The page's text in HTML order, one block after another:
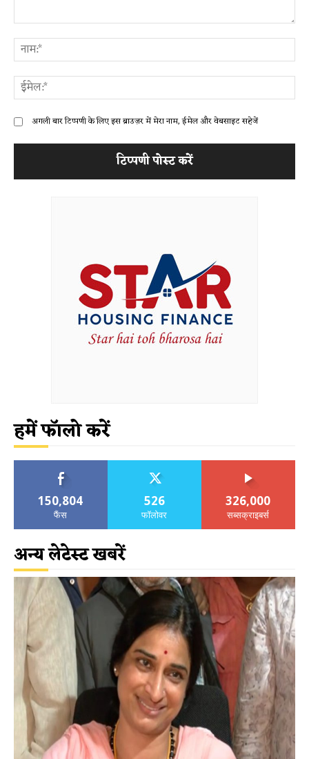
अगली बार टिप्पणी के लिए इस ब्राउज़र में मेरा नाम, ईमेल और वेबसाइट सहेजें
हमें फॉलो करें
150,804
फैंस
526
फॉलोवर
326,000
सब्सक्राइबर्स
अन्य लेटेस्ट खबरें